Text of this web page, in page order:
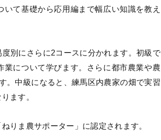
て基礎から応用編まで幅広い知識を教え
別にさらに2コースに分かれます。初級で
について学びます。さらに都市農業や農
。中級になると、練馬区内農家の畑で実習
ます。
りま農サポーター」に認定されます。